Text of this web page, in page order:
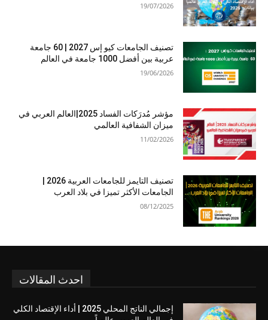
19/07/2026
تصنيف الجامعات كيو إس 2027 | 60 جامعة
عربية بين أفضل 1000 جامعة في العالم
19/06/2026
مؤشر مُدرَكات الفساد 2025|العالم العربي في
ميزان الشفافية العالمي
11/02/2026
الجامعات الأكثر تميزا في بلاد العرب
08/12/2025
احدث المقالات
إجمالي الناتج المحلي 2025 | أداء الإقتصاد الكلي